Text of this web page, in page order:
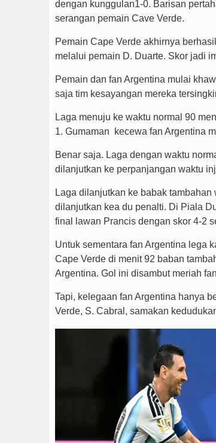
dengan kunggulan1-0. Barisan
serangan pemain Cave Verde.
Pemain Cape Verde akhirnya
melalui pemain D. Duarte. Skor jadi
Pemain dan fan Argentina mulai
saja tim kesayangan mereka
Laga menuju ke waktu normal 90
1. Gumaman kecewa fan Argentina
Benar saja. Laga dengan waktu
dilanjutkan ke perpanjangan waktu
Laga dilanjutkan ke babak
dilanjutkan kea du penalti. Di Piala
final lawan Prancis dengan skor 4-2
Untuk sementara fan Argentina lega
Cape Verde di menit 92 baban
Argentina. Gol ini disambut meriah
Tapi, kelegaan fan Argentina hanya
Verde, S. Cabral, samakan